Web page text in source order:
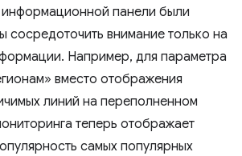
информационной панели были
сосредоточить внимание только на
Например, для параметра
вместо отображения
линий на переполненном
теперь отображает
самых популярных